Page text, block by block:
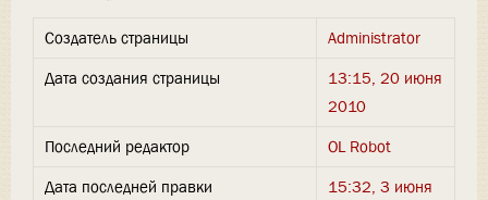
Создатель страницы
Administrator
Дата создания страницы
13:15, 20 июня
2010
Последний редактор
OL Robot
Дата последней правки
15:32, 3 июня